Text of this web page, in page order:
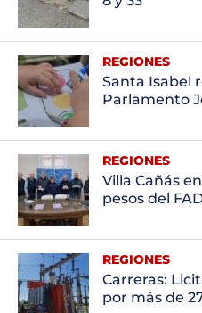
REGIONES
Santa Isabel
Parlamento
REGIONES
Villa Cañás
pesos del
REGIONES
Carreras:
por más de